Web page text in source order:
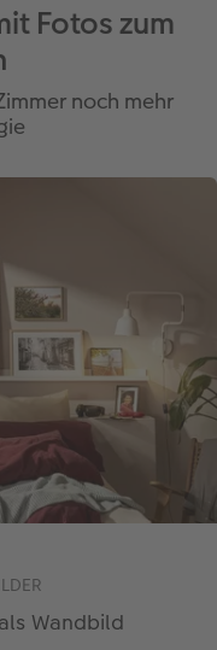
Fotos zum
noch mehr
Wandbild